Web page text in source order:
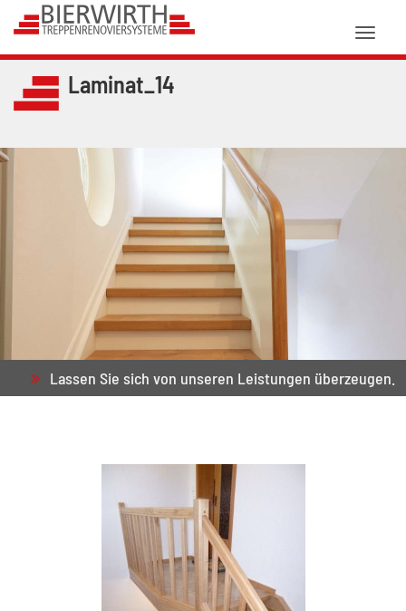
Laminat_14
Lassen Sie sich von unseren Leistungen überzeugen.